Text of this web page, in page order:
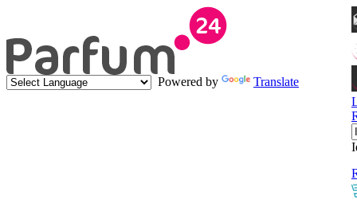
Powered by
Translate